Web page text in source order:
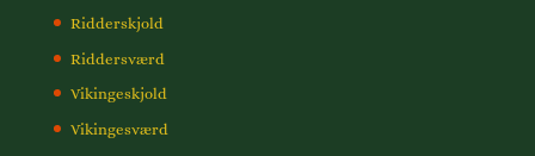
Ridderskjold
Riddersværd
Vikingeskjold
Vikingesværd